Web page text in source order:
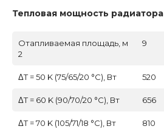
Тепловая мощность радиатора
Отапливаемая площадь, м
2
9
ΔT = 50 K (75/65/20 °C), Вт 520
ΔT = 60 K (90/70/20 °C), Вт 656
ΔT = 70 K (105/71/18 °C), Вт 810